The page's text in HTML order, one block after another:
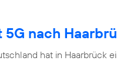
nach
hat in Haarbrück